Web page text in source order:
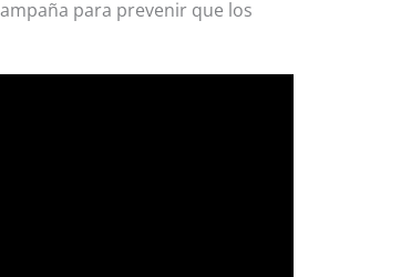
para prevenir que los